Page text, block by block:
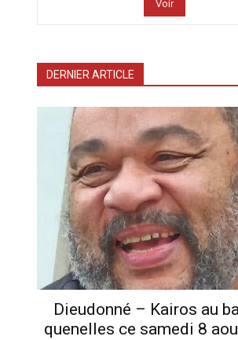
Voir
DERNIER ARTICLE
Dieudonné – Kairos au
quenelles ce samedi 8